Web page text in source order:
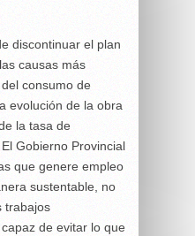
discontinuar el plan
causas más
consumo de
evolución de la obra
la tasa de
Gobierno Provincial
que genere empleo
sustentable, no
trabajos
de evitar lo que